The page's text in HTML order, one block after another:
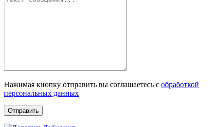
Нажимая кнопку отправить вы соглашаетесь с обработкой
персональных данных
Отправить